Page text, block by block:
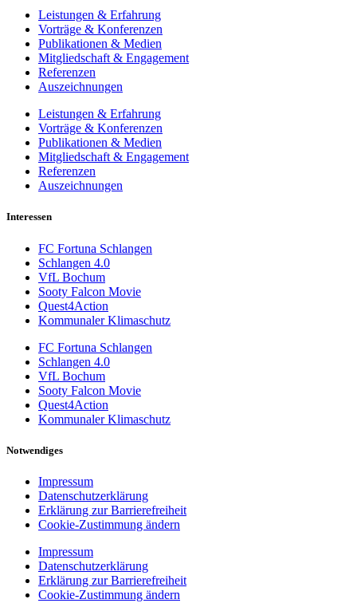
Leistungen & Erfahrung
Vorträge & Konferenzen
Publikationen & Medien
Mitgliedschaft & Engagement
Referenzen
Auszeichnungen
Leistungen & Erfahrung
Vorträge & Konferenzen
Publikationen & Medien
Mitgliedschaft & Engagement
Referenzen
Auszeichnungen
Interessen
FC Fortuna Schlangen
Schlangen 4.0
VfL Bochum
Sooty Falcon Movie
Quest4Action
Kommunaler Klimaschutz
FC Fortuna Schlangen
Schlangen 4.0
VfL Bochum
Sooty Falcon Movie
Quest4Action
Kommunaler Klimaschutz
Notwendiges
Impressum
Datenschutzerklärung
Erklärung zur Barrierefreiheit
Cookie-Zustimmung ändern
Impressum
Datenschutzerklärung
Erklärung zur Barrierefreiheit
Cookie-Zustimmung ändern